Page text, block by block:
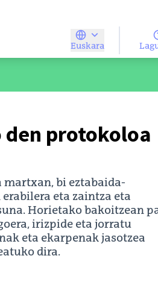
Euskara
Elegir el idioma
protokoloa
martxan, bi eztabaida-
eta zaintza eta
Horietako bakoitzean
irizpide eta jorratu
eta ekarpenak jasotzea
dira.